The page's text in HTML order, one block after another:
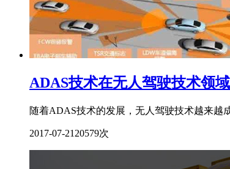
ADAS技术在无人驾驶技术领
随着ADAS技术的发展，无人驾驶技术越来
2017-07-21 20579次